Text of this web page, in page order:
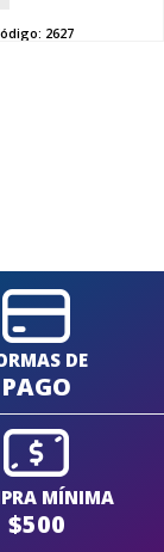
2627
DE
PAGO
MÍNIMA
$500